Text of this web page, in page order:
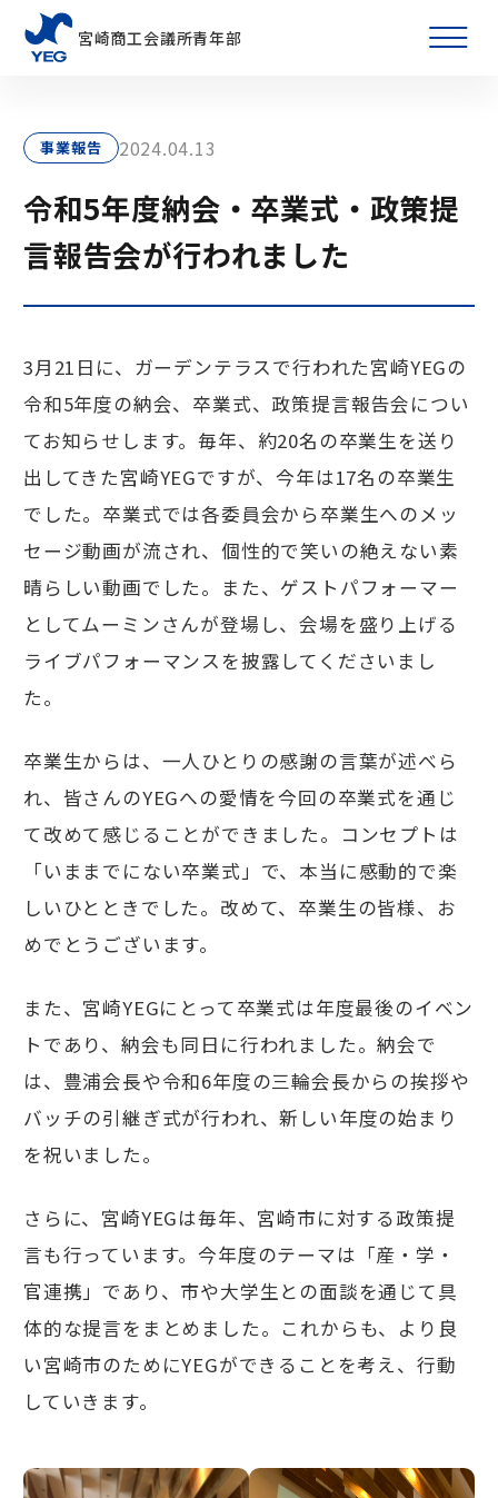
宮崎商工会議所青年部
事業報告 2024.04.13
令和5年度納会・卒業式・政策提
言報告会が行われました
3月21日に、ガーデンテラスで行われた宮崎YEGの
令和5年度の納会、卒業式、政策提言報告会につい
てお知らせします。毎年、約20名の卒業生を送り
出してきた宮崎YEGですが、今年は17名の卒業生
でした。卒業式では各委員会から卒業生へのメッ
セージ動画が流され、個性的で笑いの絶えない素
晴らしい動画でした。また、ゲストパフォーマー
としてムーミンさんが登場し、会場を盛り上げる
ライブパフォーマンスを披露してくださいまし
た。
卒業生からは、一人ひとりの感謝の言葉が述べら
れ、皆さんのYEGへの愛情を今回の卒業式を通じ
て改めて感じることができました。コンセプトは
「いままでにない卒業式」で、本当に感動的で楽
しいひとときでした。改めて、卒業生の皆様、お
めでとうございます。
また、宮崎YEGにとって卒業式は年度最後のイベン
トであり、納会も同日に行われました。納会で
は、豊浦会長や令和6年度の三輪会長からの挨拶や
バッチの引継ぎ式が行われ、新しい年度の始まり
を祝いました。
さらに、宮崎YEGは毎年、宮崎市に対する政策提
言も行っています。今年度のテーマは「産・学・
官連携」であり、市や大学生との面談を通じて具
体的な提言をまとめました。これからも、より良
い宮崎市のためにYEGができることを考え、行動
していきます。